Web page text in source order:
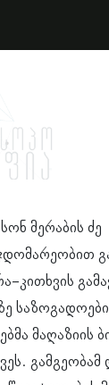
მერაბის ძე
კითხვის
მაღაზიის
გამგეობამ